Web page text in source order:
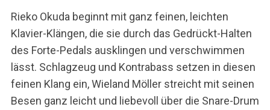
Rieko Okuda beginnt mit ganz feinen, leichten
Klavier-Klängen, die sie durch das Gedrückt-Halten
des Forte-Pedals ausklingen und verschwimmen
lässt. Schlagzeug und Kontrabass setzen in diesen
feinen Klang ein, Wieland Möller streicht mit seinen
Besen ganz leicht und liebevoll über die Snare-Drum